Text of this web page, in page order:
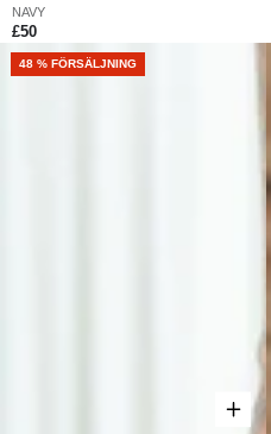
NAVY
£50
NEW
48 % FÖRSÄLJNING